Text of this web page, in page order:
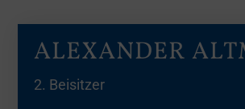
ALEXANDER
2. Beisitzer